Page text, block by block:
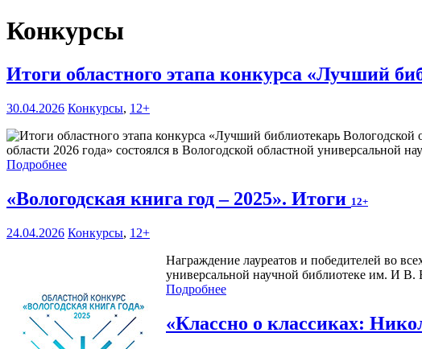
Конкурсы
Итоги областного этапа конкурса «Лучший
30.04.2026 Конкурсы, 12+
области 2026 года» состоялся в Вологодской областной универсальной
Подробнее
«Вологодская книга год – 2025». Итоги 12+
24.04.2026 Конкурсы, 12+
Награждение лауреатов и победителей во
универсальной научной библиотеке им. И
Подробнее
«Классно о классиках: